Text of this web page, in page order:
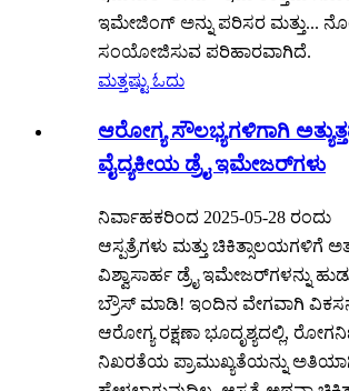
ಇಮೇಜಿಂಗ್ ಅನ್ನು ಪರಿಸರ ಮತ್ತು...
ಸಂಯೋಜಿಸುವ ಪರಿಹಾರವಾಗಿದೆ.
ಮತ್ತಷ್ಟು ಓದು
ಆರೋಗ್ಯ ಸೌಲಭ್ಯಗಳಿಗಾಗಿ
ವೈದ್ಯಕೀಯ ಡ್ರೈ ಇಮೇಜರ್‌ಗಳು
ನಿರ್ವಾಹಕರಿಂದ 2025-05-28 ರಂದು
ಆಸ್ಪತ್ರೆಗಳು ಮತ್ತು ಚಿಕಿತ್ಸಾಲಯಗಳಿಗೆ
ವಿಶ್ವಾಸಾರ್ಹ ಡ್ರೈ ಇಮೇಜರ್‌ಗಳನ್ನು
ಬ್ರೌಸ್ ಮಾಡಿ! ಇಂದಿನ ವೇಗವಾಗಿ
ಆರೋಗ್ಯ ರಕ್ಷಣಾ ಭೂದೃಶ್ಯದಲ್ಲಿ,
ನಿಖರತೆಯ ಪ್ರಾಮುಖ್ಯತೆಯನ್ನು